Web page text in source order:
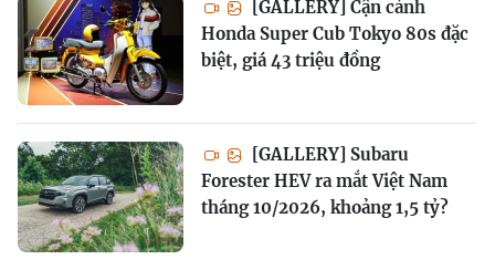
[GALLERY] Cận cảnh
Honda Super Cub Tokyo 80s đặc
biệt, giá 43 triệu đồng
[GALLERY] Subaru
Forester HEV ra mắt Việt Nam
tháng 10/2026, khoảng 1,5 tỷ?